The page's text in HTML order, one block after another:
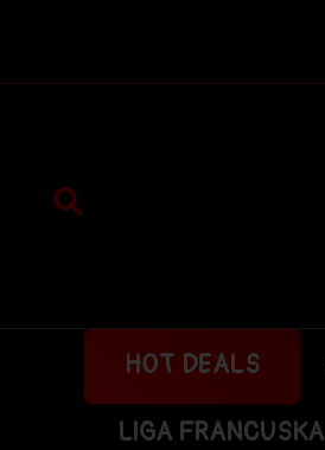
treści
HOT DEALS
LIGA FRANCUSKA